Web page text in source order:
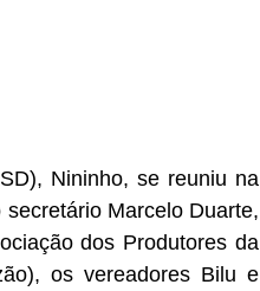
Nininho, se reuniu na
Marcelo Duarte,
dos Produtores da
os vereadores Bilu e